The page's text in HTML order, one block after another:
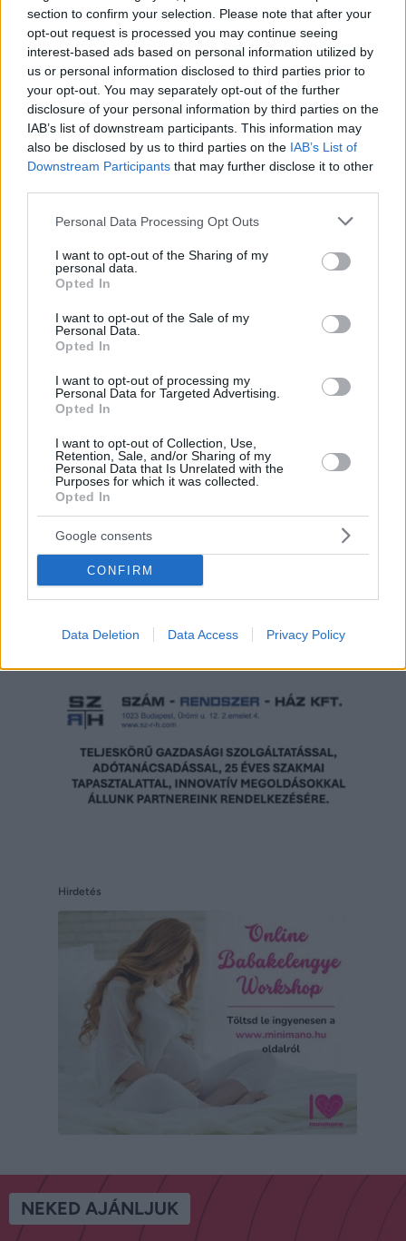
section to confirm your selection. Please note that after your
opt-out request is processed you may continue seeing
interest-based ads based on personal information utilized by
us or personal information disclosed to third parties prior to
your opt-out. You may separately opt-out of the further
disclosure of your personal information by third parties on the
IAB’s list of downstream participants. This information may
also be disclosed by us to third parties on the IAB’s List of
Downstream Participants that may further disclose it to other
Please note that this website/app uses one or more Google
not limited to your visit or usage behaviour. You may click to
grant or deny consent to Google and its third-party tags to
use your data for below specified purposes in below Google
consent section.
Personal Data Processing Opt Outs
I want to opt-out of the Sharing of my
personal data.
Opted In
I want to opt-out of the Sale of my
Personal Data.
Opted In
I want to opt-out of processing my
Personal Data for Targeted Advertising.
Opted In
I want to opt-out of Collection, Use,
Retention, Sale, and/or Sharing of my
Personal Data that Is Unrelated with the
Purposes for which it was collected.
Opted In
Google consents
CONFIRM
Data Deletion Data Access Privacy Policy
Hirdetés
Hirdetés
Hirdetés
NEKED AJÁNLJUK